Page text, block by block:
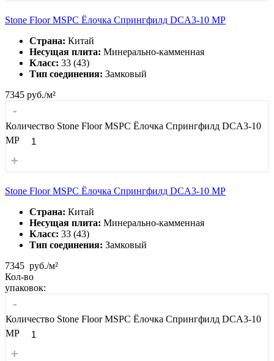
Stone Floor MSPC Ёлочка Спрингфилд DCA3-10 MP
Страна: Китай
Несущая плита: Минерально-камменная
Класс: 33 (43)
Тип соединения: Замковый
7345 руб./м²
-
Количество Stone Floor MSPC Ёлочка Спрингфилд DCA3-10
MP
+
Stone Floor MSPC Ёлочка Спрингфилд DCA3-10 MP
Страна: Китай
Несущая плита: Минерально-камменная
Класс: 33 (43)
Тип соединения: Замковый
7345 руб./м²
Кол-во
упаковок:
-
Количество Stone Floor MSPC Ёлочка Спрингфилд DCA3-10
MP
+